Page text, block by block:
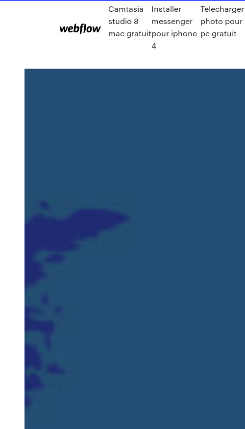
Camtasia
studio 8
mac gratuit
Installer
messenger
pour iphone
4
Telecharger
photo pour
pc gratuit